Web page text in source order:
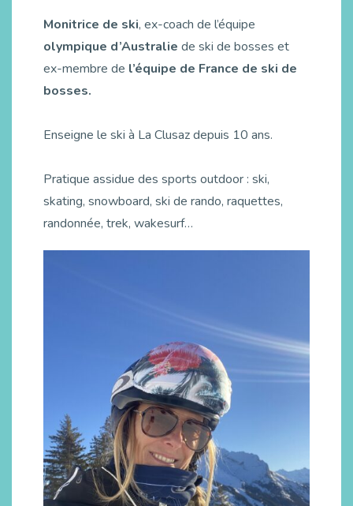
Monitrice de ski, ex-coach de l’équipe
olympique d’Australie de ski de bosses et
ex-membre de l’équipe de France de ski de
bosses.
Enseigne le ski à La Clusaz depuis 10 ans.
Pratique assidue des sports outdoor : ski,
skating, snowboard, ski de rando, raquettes,
randonnée, trek, wakesurf…